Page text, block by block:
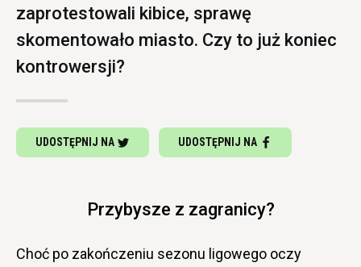
zaprotestowali kibice, sprawę
skomentowało miasto. Czy to już koniec
kontrowersji?
UDOSTĘPNIJ NA UDOSTĘPNIJ NA
Przybysze z zagranicy?
Choć po zakończeniu sezonu ligowego oczy